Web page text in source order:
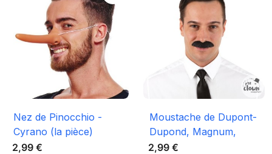
Nez de Pinocchio -
Cyrano (la pièce)
2,99 €
Moustache de Dupont-
Dupond, Magnum,
2,99 €